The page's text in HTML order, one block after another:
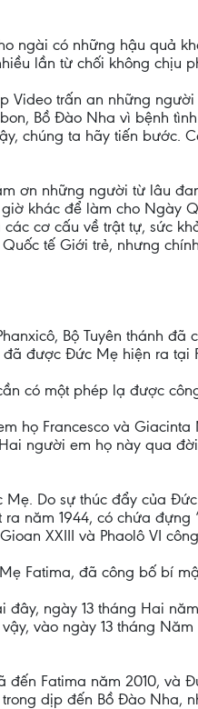
ngài có những hậu quả
lần từ chối không chịu
trấn an những
Bồ Đào Nha vì bệnh
chúng ta hãy tiến bước.
ơn những người từ lâu
khác để làm cho Ngày
cơ cấu về trật tự, sức
tế Giới trẻ, nhưng
Bộ Tuyên thánh
được Đức Mẹ hiện ra tại
có một phép lạ được
họ Francesco và
người em họ này qua
Do sự thúc đẩy của
năm 1944, có chứa
XXIII và Phaolô VI
Fatima, đã công bố bí
ngày 13 tháng Hai
vào ngày 13 tháng
Fatima năm 2010, và
dịp đến Bồ Đào Nha,